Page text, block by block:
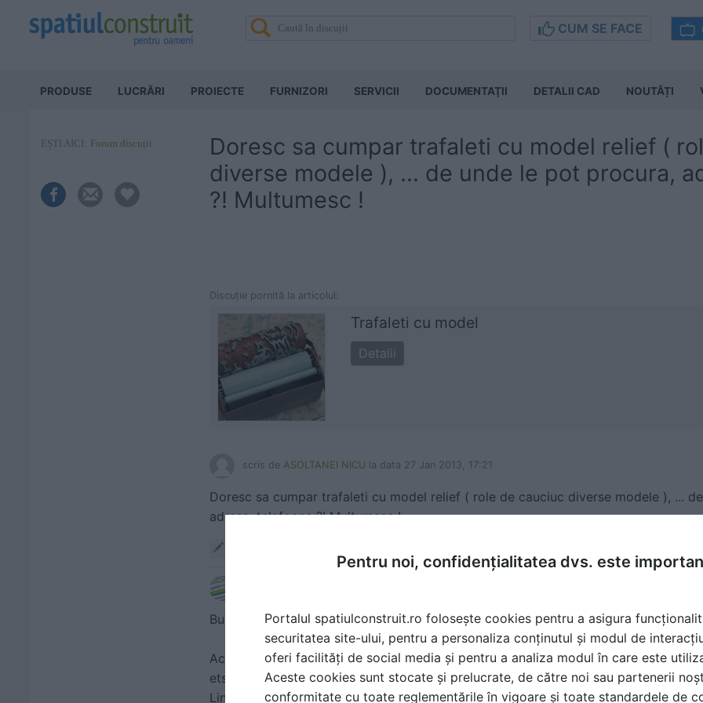
CUM SE FACE
PRODUSE LUCRĂRI PROIECTE FURNIZORI SERVICII DOCUMENTAŢII DETALII CAD NOUTĂȚI
EȘTI AICI: Forum discuții
Doresc sa cumpar trafaleti cu model relief (
diverse modele ), ... de unde le pot procura,
?! Multumesc !
Discuţie pornită la articolul:
Trafaleti cu model
Detalii
scris de ASOLTANEI NICU la data 27 Jan 2013, 17:21
Doresc sa cumpar trafaleti cu model relief ( role de cauciuc diverse modele ), ...
adresa, telefoane ?! Multumesc !
Buna ziua,
Acesti trafelti cu model sunt creati de cei de la Painted House si pot fi
etsy.com. Va rog sa accesati linkul de mai jos pentru a ajunge in magazinul online.
Linkuri
Pentru noi, confidențialitatea dvs. este
Portalul spatiulconstruit.ro folosește cookies pentru a asigura
securitatea site-ului, pentru a personaliza conținutul și modul de
oferi facilități de social media și pentru a analiza modul în care este
Aceste cookies sunt stocate și prelucrate, de către noi sau partenerii
conformitate cu toate reglementările în vigoare și toate standardele de